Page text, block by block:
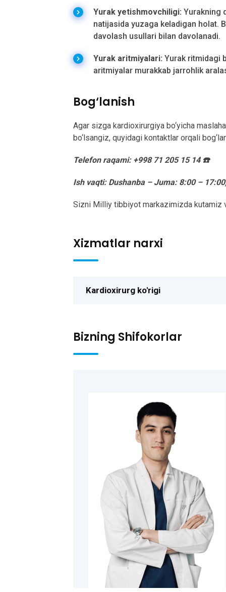
Yurak yetishmovchiligi: Yurakning
natijasida yuzaga keladigan holat.
davolash usullari bilan davolanadi.
Yurak aritmiyalari: Yurak ritmidagi
aritmiyalar murakkab jarrohlik
Bog‘lanish
Agar sizga kardioxirurgiya bo‘yicha
bo‘lsangiz, quyidagi kontaktlar orqali
Telefon raqami: +998 71 205 15 14 ☎️
Ish vaqti: Dushanba – Juma: 8:00 –
Sizni Milliy tibbiyot markazimizda kutamiz
Xizmatlar narxi
Kardioxirurg ko'rigi
Bizning Shifokorlar